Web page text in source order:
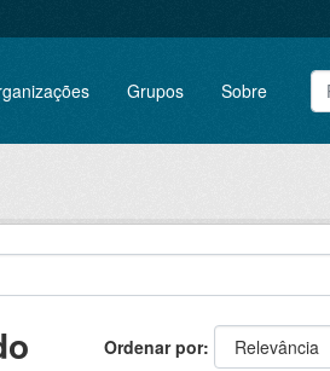
Grupos Sobre
Ordenar por